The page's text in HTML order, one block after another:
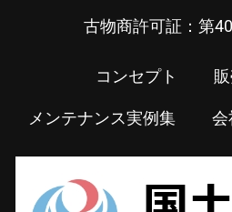
古物商許可証：第
コンセプト
メンテナンス実例集 会